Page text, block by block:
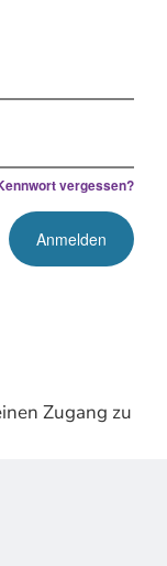
vergessen?
Zugang zu